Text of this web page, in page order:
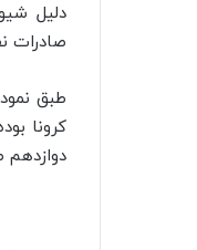
دلیل
صادرات
کرونا